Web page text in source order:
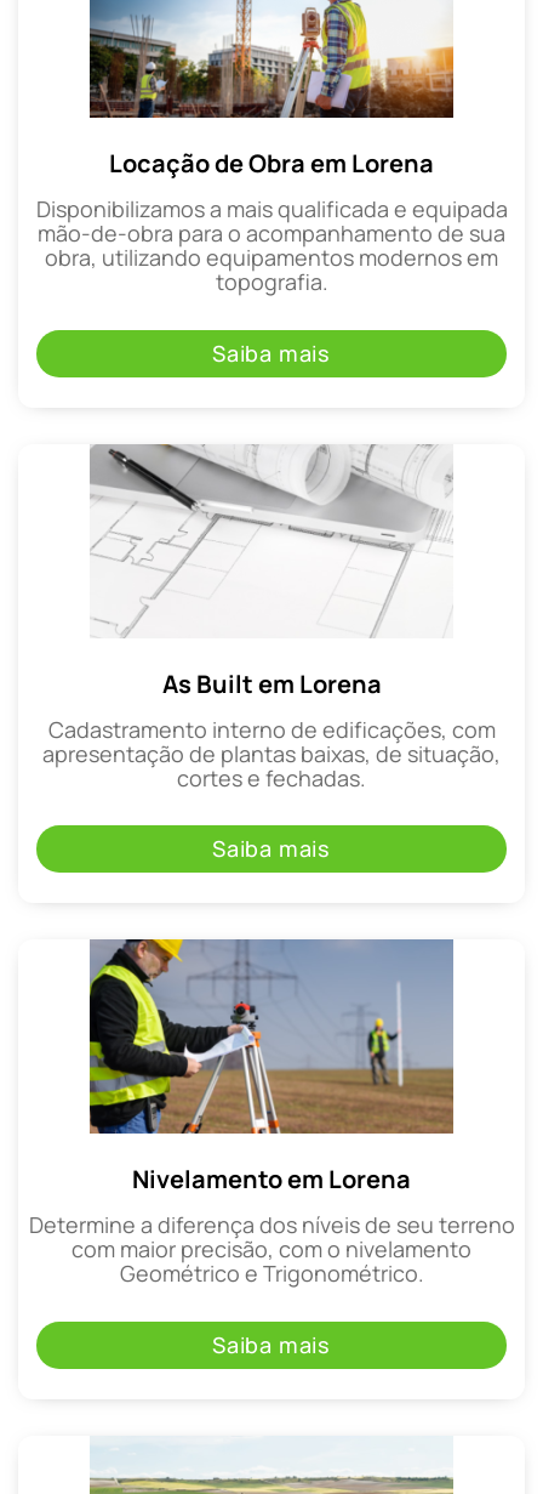
Locação de Obra em Lorena
Disponibilizamos a mais qualificada e equipada
mão-de-obra para o acompanhamento de sua
obra, utilizando equipamentos modernos em
topografia.
Saiba mais
As Built em Lorena
Cadastramento interno de edificações, com
apresentação de plantas baixas, de situação,
cortes e fechadas.
Saiba mais
Nivelamento em Lorena
Determine a diferença dos níveis de seu terreno
com maior precisão, com o nivelamento
Geométrico e Trigonométrico.
Saiba mais